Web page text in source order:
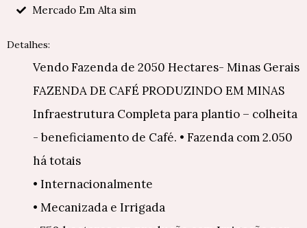
Mercado Em Alta sim
Detalhes:
Vendo Fazenda de 2050 Hectares- Minas Gerais
FAZENDA DE CAFÉ PRODUZINDO EM MINAS
Infraestrutura Completa para plantio – colheita
- beneficiamento de Café. • Fazenda com 2.050
há totais
• Internacionalmente
• Mecanizada e Irrigada